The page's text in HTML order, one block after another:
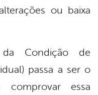
ou baixa
Condição de
passa a ser o
comprovar essa